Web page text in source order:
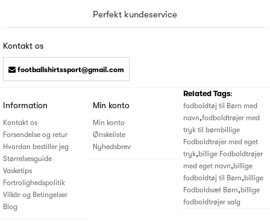
Perfekt kundeservice
Kontakt os
footballshirtssport@gmail.com
Information
Kontakt os
Forsendelse og retur
Hvordan bestiller jeg
Størrelsesguide
Vasketips
Fortrolighedspolitik
Vilkår og Betingelser
Blog
Min konto
Min konto
Ønskeliste
Nyhedsbrev
Related Tags:
fodboldtøj til Børn med
navn,fodboldtrøjer med
tryk til børnbillige
Fodboldtrøjer med eget
tryk,billige Fodboldtrøjer
med eget navn,billige
fodboldtøj til Børn,billige
Fodboldsæt Børn,billige
fodboldtrøjer salg